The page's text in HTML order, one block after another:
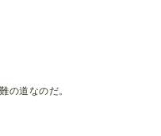
の道なのだ。